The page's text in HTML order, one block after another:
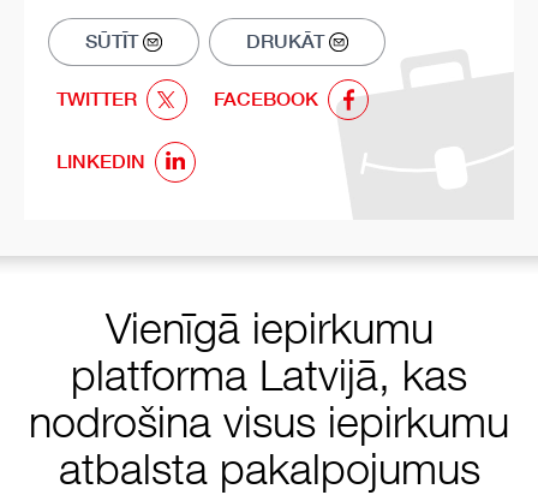
SŪTĪT DRUKĀT
TWITTER FACEBOOK
LINKEDIN
Vienīgā iepirkumu
platforma Latvijā, kas
nodrošina visus iepirkumu
atbalsta pakalpojumus